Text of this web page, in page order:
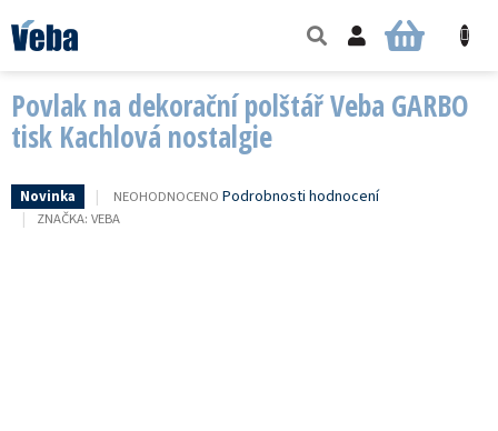
na
obsah
NÁKUPNÍ
Povlak na dekorační polštář Veba GARBO
tisk Kachlová nostalgie
Novinka
PRŮMĚRNÉ
HODNOCENÍ
NEOHODNOCENO Podrobnosti hodnocení
ZNAČKA: VEBA